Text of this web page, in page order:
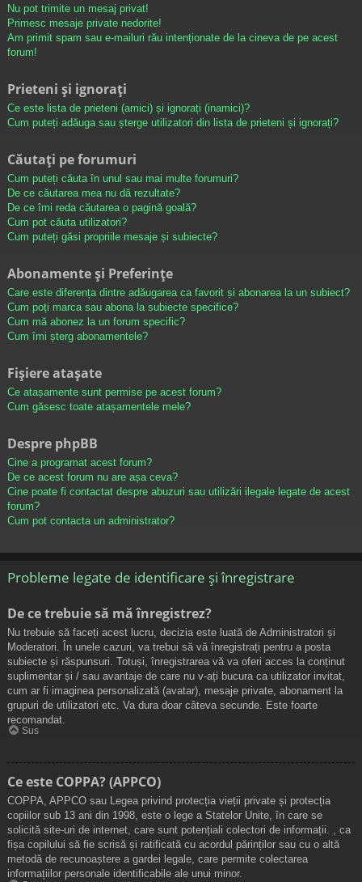
Nu pot trimite un mesaj privat!
Primesc mesaje private nedorite!
Am primit spam sau e-mailuri rău intenționate de la cineva de pe acest
forum!
Prieteni și ignorați
Ce este lista de prieteni (amici) și ignorați (inamici)?
Cum puteți adăuga sau șterge utilizatori din lista de prieteni și ignorați?
Căutați pe forumuri
Cum puteți căuta în unul sau mai multe forumuri?
De ce căutarea mea nu dă rezultate?
De ce îmi reda căutarea o pagină goală?
Cum pot căuta utilizatori?
Cum puteți găsi propriile mesaje și subiecte?
Abonamente și Preferințe
Care este diferența dintre adăugarea ca favorit și abonarea la un subiect?
Cum poți marca sau abona la subiecte specifice?
Cum mă abonez la un forum specific?
Cum îmi șterg abonamentele?
Fișiere atașate
Ce atașamente sunt permise pe acest forum?
Cum găsesc toate atașamentele mele?
Despre phpBB
Cine a programat acest forum?
De ce acest forum nu are așa ceva?
Cine poate fi contactat despre abuzuri sau utilizări ilegale legate de acest
forum?
Cum pot contacta un administrator?
Probleme legate de identificare și înregistrare
De ce trebuie să mă înregistrez?
Nu trebuie să faceți acest lucru, decizia este luată de Administratori și
Moderatori. În unele cazuri, va trebui să vă înregistrați pentru a posta
subiecte și răspunsuri. Totuși, înregistrarea vă va oferi acces la conținut
suplimentar și / sau avantaje de care nu v-ați bucura ca utilizator invitat,
cum ar fi imaginea personalizată (avatar), mesaje private, abonament la
grupuri de utilizatori etc. Va dura doar câteva secunde. Este foarte
recomandat.
Sus
Ce este COPPA? (APPCO)
COPPA, APPCO sau Legea privind protecția vieții private și protecția
copiilor sub 13 ani din 1998, este o lege a Statelor Unite, în care se
solicită site-uri de internet, care sunt potențiali colectori de informații. , ca
fișa copilului să fie scrisă și ratificată cu acordul părinților sau cu o altă
metodă de recunoaștere a gardei legale, care permite colectarea
informațiilor personale identificabile ale unui minor.